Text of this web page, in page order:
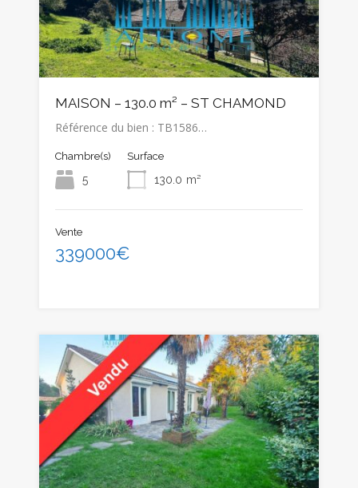
MAISON – 130.0 m² – ST CHAMOND
Référence du bien : TB1586…
Chambre(s)
5
Surface
130.0 m²
Vente
339000€